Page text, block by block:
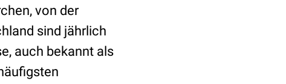
von der
sind jährlich
auch bekannt als